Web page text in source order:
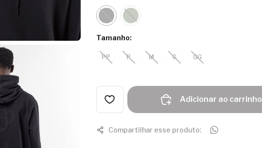
Tamanho:
PP P M G GG
Adicionar ao carrinho
Compartilhar esse produto: